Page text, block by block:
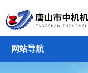
网站导航